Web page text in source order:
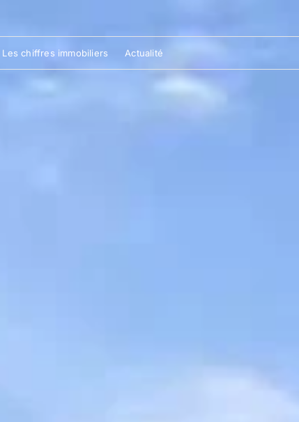
Les chiffres immobiliers Actualité